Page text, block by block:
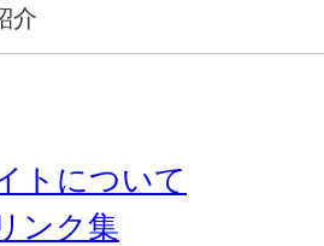
介
トについて
ンク集